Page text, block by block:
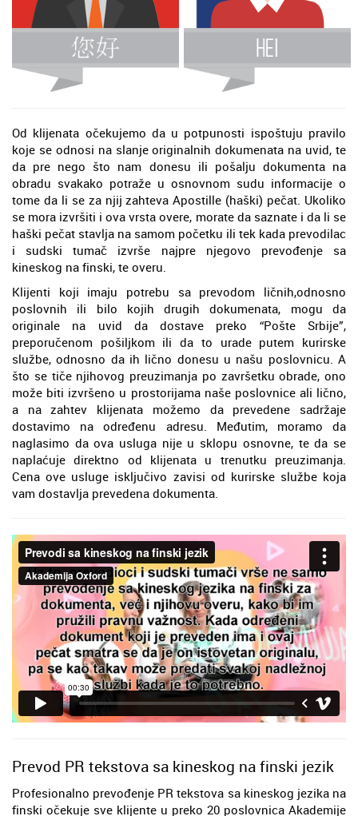
Od klijenata očekujemo da u potpunosti ispoštuju pravilo
koje se odnosi na slanje originalnih dokumenata na uvid, te
da pre nego što nam donesu ili pošalju dokumenta na
obradu svakako potraže u osnovnom sudu informacije o
tome da li se za njij zahteva Apostille (haški) pečat. Ukoliko
se mora izvršiti i ova vrsta overe, morate da saznate i da li se
haški pečat stavlja na samom početku ili tek kada prevodilac
i sudski tumač izvrše najpre njegovo prevođenje sa
kineskog na finski, te overu.
Klijenti koji imaju potrebu sa prevodom ličnih,odnosno
poslovnih ili bilo kojih drugih dokumenata, mogu da
originale na uvid da dostave preko “Pošte Srbije”,
preporučenom pošiljkom ili da to urade putem kurirske
službe, odnosno da ih lično donesu u našu poslovnicu. A
što se tiče njihovog preuzimanja po završetku obrade, ono
može biti izvršeno u prostorijama naše poslovnice ali lično,
a na zahtev klijenata možemo da prevedene sadržaje
dostavimo na određenu adresu. Međutim, moramo da
naglasimo da ova usluga nije u sklopu osnovne, te da se
naplaćuje direktno od klijenata u trenutku preuzimanja.
Cena ove usluge isključivo zavisi od kurirske službe koja
vam dostavlja prevedena dokumenta.
Prevod PR tekstova sa kineskog na finski jezik
Profesionalno prevođenje PR tekstova sa kineskog jezika na
finski očekuje sve klijente u preko 20 poslovnica Akademije